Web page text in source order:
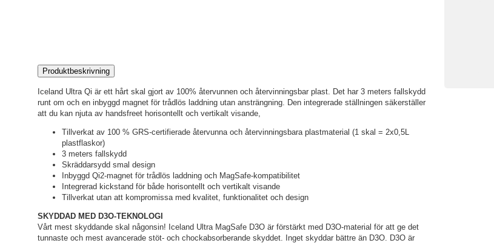
Produktbeskrivning
Iceland Ultra Qi är ett hårt skal gjort av 100% återvunnen och återvinningsbar plast. Det har 3 meters fallskydd
runt om och en inbyggd magnet för trådlös laddning utan ansträngning. Den integrerade ställningen säkerställer
att du kan njuta av handsfreet horisontellt och vertikalt visande,
Tillverkat av 100 % GRS-certifierade återvunna och återvinningsbara plastmaterial (1 skal = 2x0,5L
plastflaskor)
3 meters fallskydd
Skräddarsydd smal design
Inbyggd Qi2-magnet för trådlös laddning och MagSafe-kompatibilitet
Integrerad kickstand för både horisontellt och vertikalt visande
Tillverkat utan att kompromissa med kvalitet, funktionalitet och design
SKYDDAD MED D3O-TEKNOLOGI
Vårt mest skyddande skal någonsin! Iceland Ultra MagSafe D3O är förstärkt med D3O-material för att ge det
tunnaste och mest avancerade stöt- och chockabsorberande skyddet. Inget skyddar bättre än D3O. D3O är